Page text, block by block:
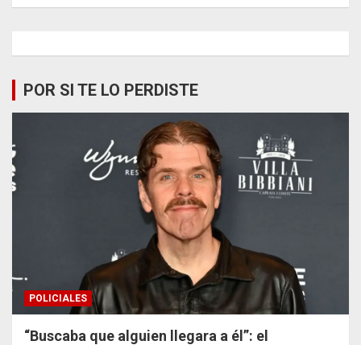
POR SI TE LO PERDISTE
POLICIALES
“Buscaba que alguien llegara a él”: el